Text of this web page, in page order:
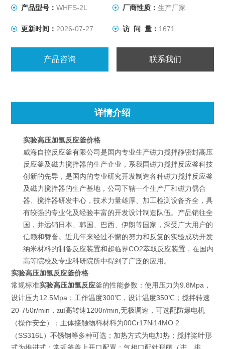
套采用自润滑的石墨、陶瓷、聚四氟乙烯填充碳纤维等材
产品型号：WHFS-2L 厂商性质： 生产厂家
更新时间： 2026-07-27 访 问 量： 1671
产品咨询 联系我们
详情介绍
实验高压加氢反应釜价格
威海自控反应釜有限公司是国内专业生产磁力搅拌静密封高压
反应釜及磁力搅拌器的生产企业，系我国磁力搅拌反应釜科技
创新的先导，是国内的专业研究开发制造各种磁力搅拌反应釜
及磁力搅拌器的生产基地，公司下辖一个生产厂和磁力偶合
器、搅拌器研发中心，技术力量雄厚、加工检测设备齐全，具
有较强的专业化及经验丰富的开发设计制造队伍。产品销往全
国，并远销日本、韩国、巴西、伊朗等国家，深受广大用户的
信赖和赞誉。近几年来经过不懈的努力和反复的实验成功开发
纳米材料的制备反应装置和超临界CO2萃取反应装置，在国内
高等院校及专业科研院所中得到了广泛的应用。
实验高压加氢反应釜价格
常规标准实验高压加氢反应釜的性能参数：使用压力为9.8Mpa ，
设计压力 12.5Mpa ；工作温度300℃，设计温度350℃；搅拌转速
20-750r/min ，zui高转速1200r/min,无极调速，可选配防爆电机
（操作安全）；主体接触物料材料为00Cr17Ni14MO 2
（ SS316L ）不锈钢等多种可选；加热方式为电加热；搅拌桨叶形